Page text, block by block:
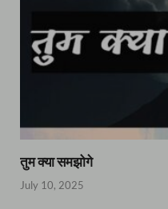
तुम क्या समझोगे
July 10, 2025